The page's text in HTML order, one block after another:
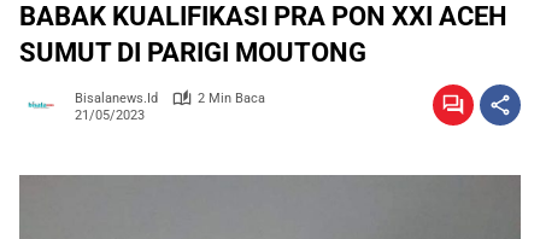
BABAK KUALIFIKASI PRA PON XXI ACEH
SUMUT DI PARIGI MOUTONG
Bisalanews.id
2 Min Baca
21/05/2023